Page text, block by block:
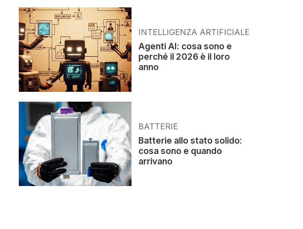
INTELLIGENZA ARTIFICIALE
Agenti AI: cosa sono e
perché il 2026 è il loro
anno
BATTERIE
Batterie allo stato solido:
cosa sono e quando
arrivano